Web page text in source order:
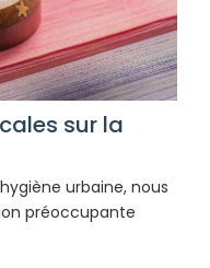
sur la
urbaine, nous
préoccupante